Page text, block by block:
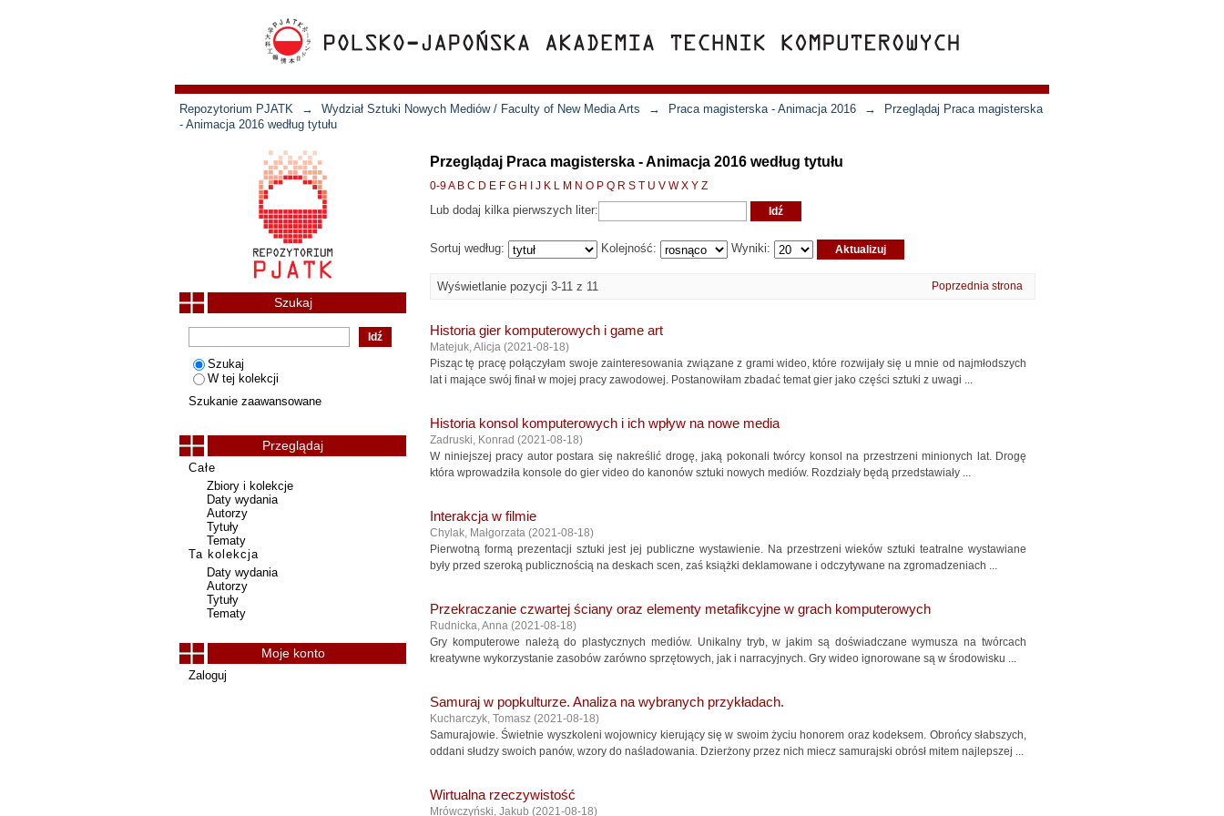
Repozytorium PJATK → Wydział Sztuki Nowych Mediów / Faculty of New Media Arts → Praca magisterska - Animacja 2016 →
Przeglądaj Praca magisterska
- Animacja 2016 według tytułu
Przeglądaj Praca magisterska - Animacja 2016 według tytułu
0-9A B C D E F G H J K L M N O P Q R S T U V W X Y Z
Lub dodaj kilka pierwszych liter:
Sortuj według: Kolejność: Wyniki:
Wyświetlanie pozycji 3-11 z 11 Poprzednia strona
Historia gier komputerowych i game art
Matejuk, Alicja (2021-08-18)
Pisząc tę pracę połączyłam swoje zainteresowania związane z grami wideo, które rozwijały się u mnie od najmłodszych
lat i mające swój finał w mojej pracy zawodowej. Postanowiłam zbadać temat gier jako części sztuki z uwagi ...
Historia konsol komputerowych i ich wpływ na nowe media
Zadruski, Konrad (2021-08-18)
W niniejszej pracy autor postara się nakreślić drogę, jaką pokonali twórcy konsol na przestrzeni minionych lat. Drogę
która wprowadziła konsole do gier video do kanonów sztuki nowych mediów. Rozdziały będą przedstawiały ...
Interakcja w filmie
Chylak, Małgorzata (2021-08-18)
Pierwotną formą prezentacji sztuki jest jej publiczne wystawienie. Na przestrzeni wieków sztuki teatralne wystawiane
były przed szeroką publicznością na deskach scen, zaś książki deklamowane i odczytywane na zgromadzeniach ...
Przekraczanie czwartej ściany oraz elementy metafikcyjne w grach komputerowych
Rudnicka, Anna (2021-08-18)
Gry komputerowe należą do plastycznych mediów. Unikalny tryb, w jakim są doświadczane wymusza na twórcach
kreatywne wykorzystanie zasobów zarówno sprzętowych, jak i narracyjnych. Gry wideo ignorowane są w środowisku ...
Samuraj w popkulturze. Analiza na wybranych przykładach.
Kucharczyk, Tomasz (2021-08-18)
Samurajowie. Świetnie wyszkoleni wojownicy kierujący się w swoim życiu honorem oraz kodeksem. Obrońcy słabszych,
oddani słudzy swoich panów, wzory do naśladowania. Dzierżony przez nich miecz samurajski obrósł mitem najlepszej ...
Wirtualna rzeczywistość
Mrówczyński, Jakub (2021-08-18)
Szukaj
Szukaj
W tej kolekcji
Szukanie zaawansowane
Przeglądaj
Całe
Zbiory i kolekcje
Daty wydania
Autorzy
Tytuły
Tematy
Ta kolekcja
Daty wydania
Autorzy
Tytuły
Tematy
Moje konto
Zaloguj